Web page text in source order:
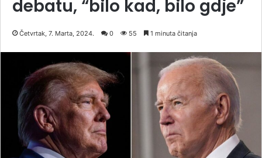
debatu, “bilo kad, bilo gdje”
Četvrtak, 7. Marta, 2024. 0 55 1 minuta čitanja